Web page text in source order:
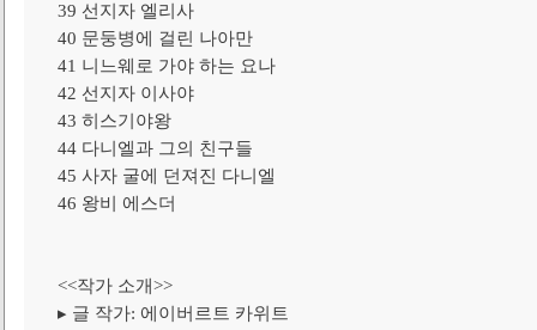
39 선지자 엘리사
40 문둥병에 걸린 나아만
41 니느웨로 가야 하는 요나
42 선지자 이사야
43 히스기야왕
44 다니엘과 그의 친구들
45 사자 굴에 던져진 다니엘
46 왕비 에스더
<<작가 소개>>
▸ 글 작가: 에이버르트 카위트